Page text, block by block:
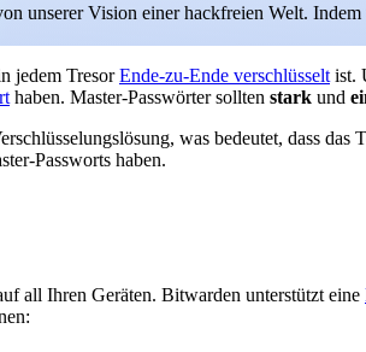
unserer Vision einer hackfreien Welt.
jedem TresorEnde-zu-Ende verschlüsselt ist.
haben. Master-Passwörter sollten stark und
was bedeutet, dass
Passworts haben.
all Ihren Geräten. Bitwarden unterstützt eine